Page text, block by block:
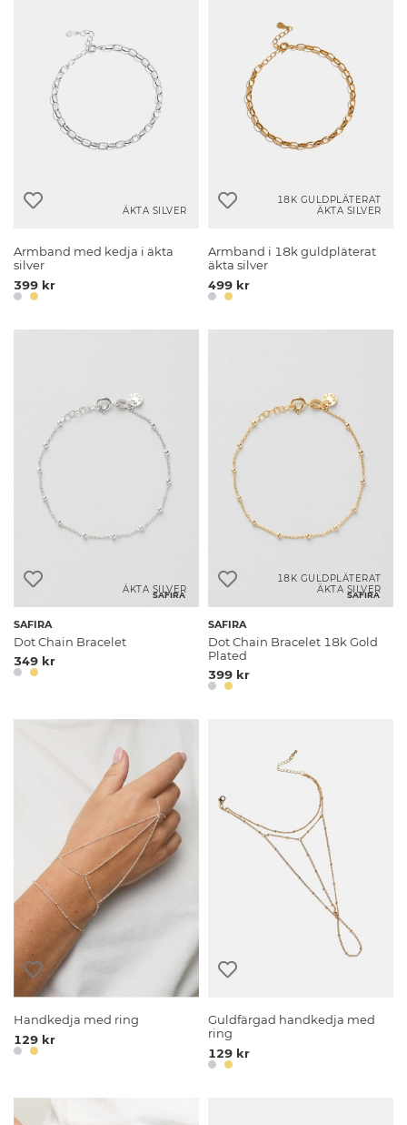
ÄKTA SILVER
Armband med kedja i äkta
silver
399 kr
18K GULDPLÄTERAT
ÄKTA SILVER
Armband i 18k guldpläterat
äkta silver
499 kr
SAFIRA
ÄKTA SILVER
SAFIRA
Dot Chain Bracelet
349 kr
SAFIRA
18K GULDPLÄTERAT
ÄKTA SILVER
SAFIRA
Dot Chain Bracelet 18k Gold
Plated
399 kr
Handkedja med ring
129 kr
Guldfärgad handkedja med
ring
129 kr